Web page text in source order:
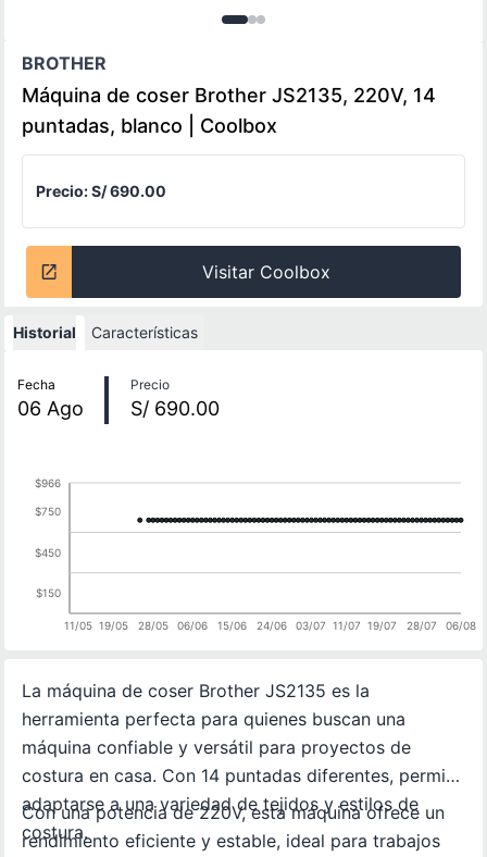
ImagenImagen
Imagen
BROTHER
Máquina de coser Brother JS2135, 220V, 14
puntadas, blanco | Coolbox
Precio:S/ 690.00
Visitar Coolbox
Historial Características
Fecha
06 Ago
Precio
S/ 690.00
11/05 19/05 28/05 06/06 15/06 24/06 03/07 11/07 19/07 28/07 06/08
$150
$450
$750
$966
La máquina de coser Brother JS2135 es la
herramienta perfecta para quienes buscan una
máquina confiable y versátil para proyectos de
costura en casa. Con 14 puntadas diferentes, permite
adaptarse a una variedad de tejidos y estilos de
costura.
Con una potencia de 220V, esta máquina ofrece un
rendimiento eficiente y estable, ideal para trabajos